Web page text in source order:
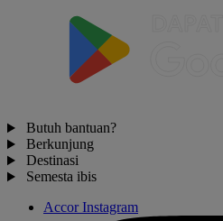
Butuh bantuan?
Berkunjung
Destinasi
Semesta ibis
Accor Instagram